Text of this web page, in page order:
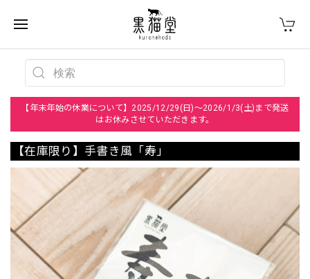
【年末年始の休業について】2025/12/29(日)～2026/1/3(土)まで発送
はお休みさせていただきます。
【在庫限り】手書き風「寿」